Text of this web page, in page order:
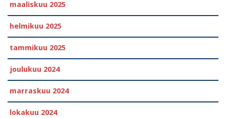
maaliskuu 2025
helmikuu 2025
tammikuu 2025
joulukuu 2024
marraskuu 2024
lokakuu 2024